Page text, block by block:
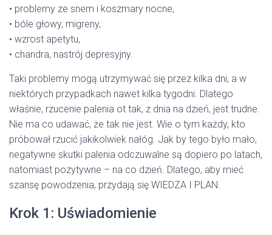
• problemy ze snem i koszmary nocne,
• bóle głowy, migreny,
• wzrost apetytu,
• chandra, nastrój depresyjny.
Taki problemy mogą utrzymywać się przez kilka dni, a w
niektórych przypadkach nawet kilka tygodni. Dlatego
właśnie, rzucenie palenia ot tak, z dnia na dzień, jest trudne.
Nie ma co udawać, że tak nie jest. Wie o tym każdy, kto
próbował rzucić jakikolwiek nałóg. Jak by tego było mało,
negatywne skutki palenia odczuwalne są dopiero po latach,
natomiast pozytywne – na co dzień. Dlatego, aby mieć
szansę powodzenia, przydają się WIEDZA I PLAN.
Krok 1: Uświadomienie